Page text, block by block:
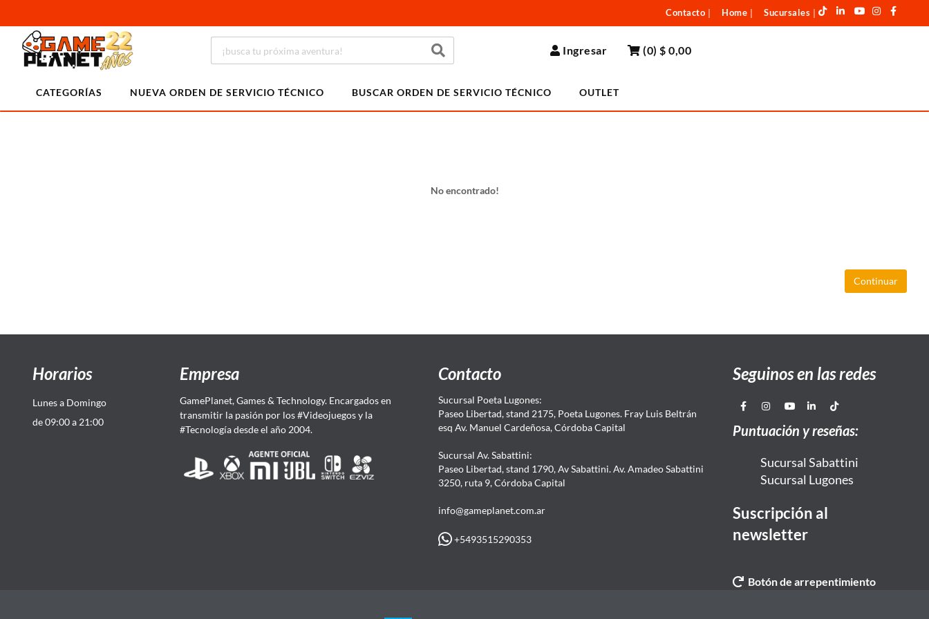
Contacto Home Sucursales
Ingresar (0)$ 0,00
CATEGORÍAS NUEVA ORDEN DE SERVICIO TÉCNICO BUSCAR ORDEN DE SERVICIO TÉCNICO OUTLET
No encontrado!
Continuar
Horarios
Lunes a Domingo
de 09:00 a 21:00
Empresa
GamePlanet, Games & Technology. Encargados en
transmitir la pasión por los #Videojuegos y la
#Tecnología desde el año 2004.
Contacto
Sucursal Poeta Lugones:
Paseo Libertad, stand 2175, Poeta Lugones. Fray Luis Beltrán
esq Av. Manuel Cardeñosa, Córdoba Capital
Sucursal Av. Sabattini:
Paseo Libertad, stand 1790, Av Sabattini. Av. Amadeo Sabattini
3250, ruta 9, Córdoba Capital
info@gameplanet.com.ar
+5493515290353
Seguinos en las redes
Puntuación y reseñas:
Sucursal Sabattini
Sucursal Lugones
Suscripción al
newsletter
Botón de arrepentimiento